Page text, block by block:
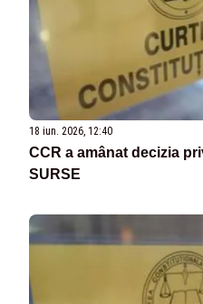
18 iun. 2026, 12:40
CCR a amânat decizia
SURSE